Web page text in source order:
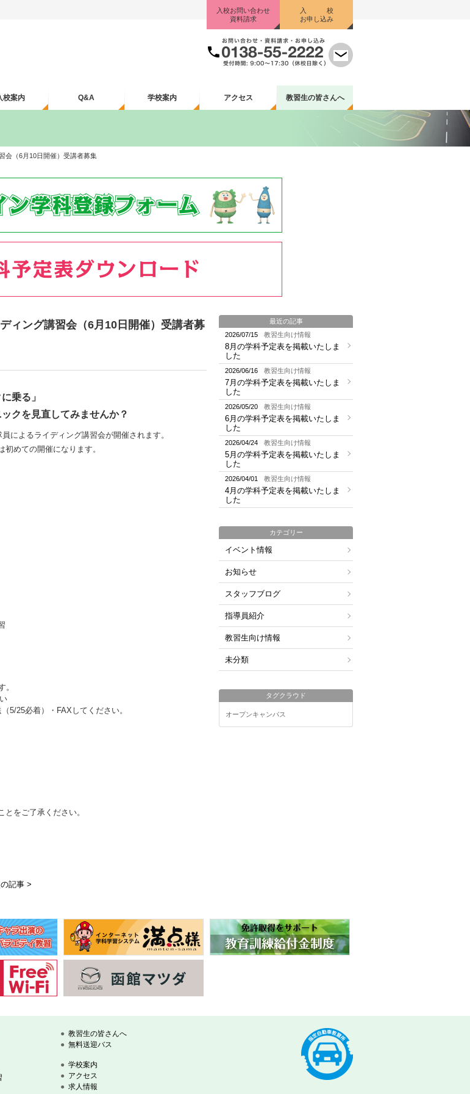
入校お問い合わせ
資料請求
入 校
お申し込み
校案内 Q&A 学校案内 アクセス 教習生の皆さんへ
会（6月10日開催）受講者募集
ィング講習会（6月10日開催）受講者募
乗る」
クを見直してみませんか？
によるライディング講習会が開催されます。
めての開催になります。
。
5/25必着）・FAXしてください。
をご了承ください。
記事 >
最近の記事
2026/07/15
教習生向け情報
8月の学科予定表を掲載いたしま
した
2026/06/16 教習生向け情報
7月の学科予定表を掲載いたしま
した
2026/05/20 教習生向け情報
6月の学科予定表を掲載いたしま
した
2026/04/24 教習生向け情報
5月の学科予定表を掲載いたしま
した
2026/04/01 教習生向け情報
4月の学科予定表を掲載いたしま
した
カテゴリー
イベント情報
お知らせ
スタッフブログ
指導員紹介
教習生向け情報
未分類
タグクラウド
オープンキャンパス
教習生の皆さんへ
無料送迎バス
学校案内
アクセス
求人情報